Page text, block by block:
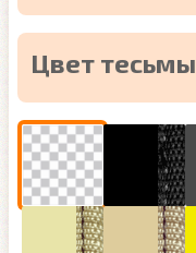
Цвет тесьмы